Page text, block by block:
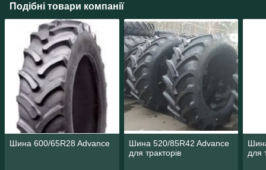
Подібні товари компанії
Шина 600/65R28 Advance
Шина 520/85R42 Advance
для тракторів
для